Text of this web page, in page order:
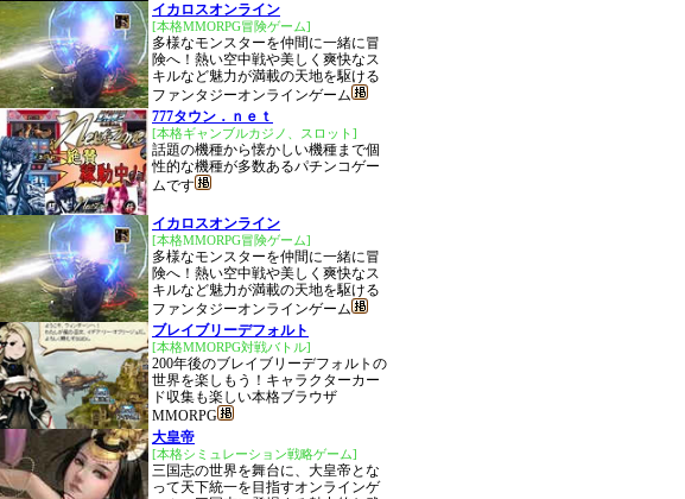
イカロスオンライン
[本格MMORPG冒険ゲーム]
多様なモンスターを仲間に一緒に冒
険へ！熱い空中戦や美しく爽快なス
キルなど魅力が満載の天地を駆ける
ファンタジーオンラインゲーム
777タウン．ｎｅｔ
[本格ギャンブルカジノ、スロット]
話題の機種から懐かしい機種まで個
性的な機種が多数あるパチンコゲー
ムです
イカロスオンライン
[本格MMORPG冒険ゲーム]
多様なモンスターを仲間に一緒に冒
険へ！熱い空中戦や美しく爽快なス
キルなど魅力が満載の天地を駆ける
ファンタジーオンラインゲーム
ブレイブリーデフォルト
[本格MMORPG対戦バトル]
200年後のブレイブリーデフォルトの
世界を楽しもう！キャラクターカー
ド収集も楽しい本格ブラウザ
MMORPG
大皇帝
[本格シミュレーション戦略ゲーム]
三国志の世界を舞台に、大皇帝とな
って天下統一を目指すオンラインゲ